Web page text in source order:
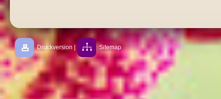
Druckversion Sitemap
©